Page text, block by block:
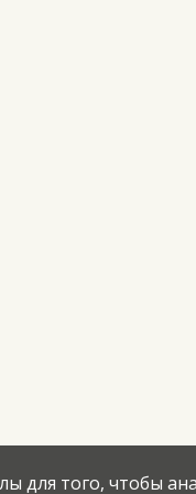
для того, чтобы